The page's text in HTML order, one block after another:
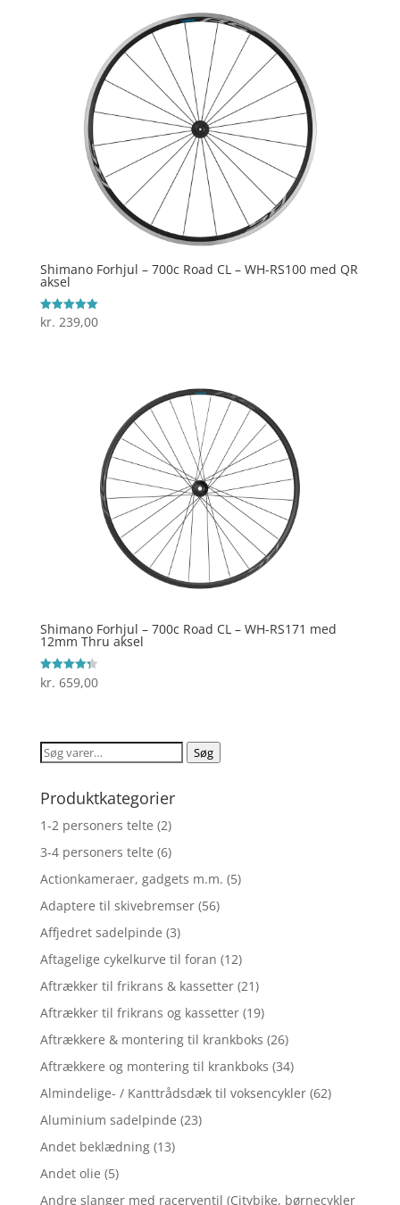
Shimano Forhjul – 700c Road CL – WH-RS100 med QR
aksel
Vurderet
5
kr. 239,00
Shimano Forhjul – 700c Road CL – WH-RS171 med
12mm Thru aksel
Vurderet
4.3
kr. 659,00
Søg
Søg
Produktkategorier
1-2 personers telte (2)
3-4 personers telte (6)
Actionkameraer, gadgets m.m. (5)
Adaptere til skivebremser (56)
Affjedret sadelpinde (3)
Aftagelige cykelkurve til foran (12)
Aftrækker til frikrans & kassetter (21)
Aftrækker til frikrans og kassetter (19)
Aftrækkere & montering til krankboks (26)
Aftrækkere og montering til krankboks (34)
Almindelige- / Kanttrådsdæk til voksencykler (62)
Aluminium sadelpinde (23)
Andet beklædning (13)
Andet olie (5)
Andre slanger med racerventil (Citybike, børnecykler